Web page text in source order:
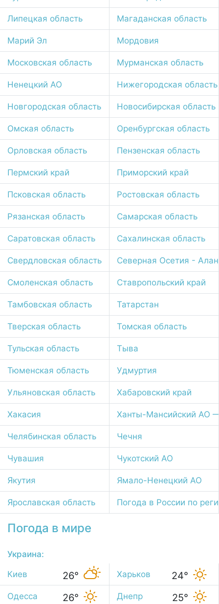
Липецкая область Магаданская область
Марий Эл Мордовия
Московская область Мурманская область
Ненецкий АО Нижегородская область
Новгородская область Новосибирская область
Омская область Оренбургская область
Орловская область Пензенская область
Пермский край Приморский край
Псковская область Ростовская область
Рязанская область Самарская область
Саратовская область Сахалинская область
Свердловская область Северная Осетия -
Смоленская область Ставропольский край
Тамбовская область Татарстан
Тверская область Томская область
Тульская область Тыва
Тюменская область Удмуртия
Ульяновская область Хабаровский край
Хакасия Ханты-Мансийский АО
Челябинская область Чечня
Чувашия Чукотский АО
Якутия Ямало-Ненецкий АО
Ярославская область Погода в России по
Погода в мире
Украина:
Киев 26° Харьков 24°
Одесса 26° Днепр 25°